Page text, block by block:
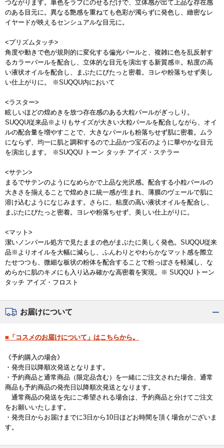
つながります。単色をラフにのせるだけで、立体感が出て上品な存在感
のある目元に。異なる艶感を重ねても色彩が濁らずに発色し、緻密なレ
イヤードが映えるセンシュアルな目元に。
<プリズムタッチ>
角度や動きで色が規則的に変化する偏光パールと、複雑に色を乱反射す
るカラーパールを配合し、立体的な目元を演出する新質感※。粘度の高
い液状オイルを配合し、まぶたにぴたっと密着。ヨレや粉落ちせず美し
い仕上がりに。 ※SUQQU内において
<ラスター>
眩しいほどの煌めきを放つ存在感のある大粒パールがぎっしり。
SUQQU従来品※よりもサイズが大きい大粒パールを配合しながら、オイ
ルの配合量を増やすことで、大きなパールも粉落ちせず肌に密着。ムラ
にならず、均一に肌と調和するので上品かつ宝石のように華やかな目元
を演出します。 ※SUQQU トーン タッチ アイズ・ステラー
<サテン>
まるでサテンのようになめらかで上品な光沢感。配合する小粒パールの
大きさを揃えることで煌めきに統一感が生まれ、薄膜のヴェールで肌に
溶け込むようになじみます。さらに、粘度の高い液状オイルを配合し、
まぶたにぴたっと密着。ヨレや粉落ちせず、美しい仕上がりに。
<マット>
潔いノンパール処方で見たままの色がまぶたに美しく発色。SUQQU従来
品※よりオイルを大幅に減らし、ふんわりとやわらかなマット感を際立
たせつつも、微細な板状の粉体を配合することで粉っぽさを軽減し、な
めらかに肌のキメにも入り込み確かな高密着を実現。※ SUQQU トーン
タッチ アイズ・フロスト
お届けについて
■「コスメのお届けについて」はこちらから。
《予約購入の場合》
・発売日以降順次発送となります。
・予約商品と通常商品（限定品含む）を一緒にご注文された場合、通常
商品も予約商品の発売日以降順次発送となります。
通常商品の発送を先にご希望される場合は、予約商品と分けてご注文
をお願いいたします。
・発売日からお届けまでに3日から10日ほどお時間を頂く場合がございま
す。